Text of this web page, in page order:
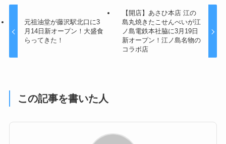
元祖油堂が藤沢駅北口に3
月14日新オープン！大盛食
らってきた！
【開店】あさひ本店 江の
島丸焼きたこせんべいが江
ノ島電鉄本社脇に3月19日
新オープン！江ノ島名物の
コラボ店
この記事を書いた人